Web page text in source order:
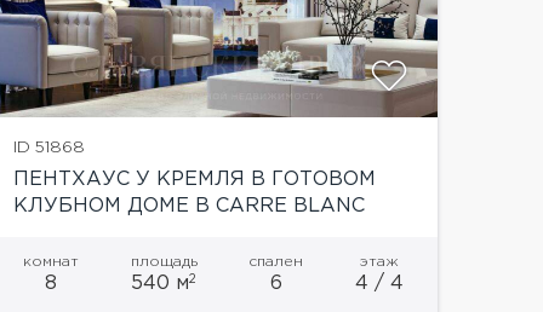
ID 51868
ПЕНТХАУС У КРЕМЛЯ В ГОТОВОМ
КЛУБНОМ ДОМЕ В CARRE BLANC
комнат
8
площадь
540 м2
спален
6
этаж
4 / 4